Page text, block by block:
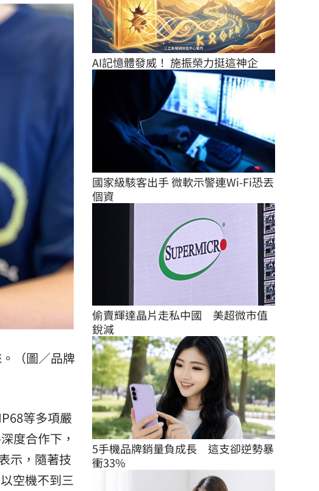
（圖／品牌
等多項嚴
度合作下，
示，隨著技
空機不到三
AI記憶體發威！ 施振榮力挺這神企
國家級駭客出手 微軟示警連Wi-Fi恐丟
個資
偷賣輝達晶片走私中國　美超微市值
銳減
5手機品牌銷量負成長　這支卻逆勢暴
衝33%